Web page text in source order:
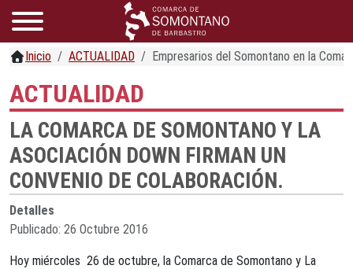
Inicio ACTUALIDAD Empresarios del Somontano en la
ACTUALIDAD
LA COMARCA DE SOMONTANO Y LA
ASOCIACIÓN DOWN FIRMAN UN
CONVENIO DE COLABORACIÓN.
Detalles
Publicado: 26 Octubre 2016
Hoy miércoles 26 de octubre, la Comarca de Somontano y La